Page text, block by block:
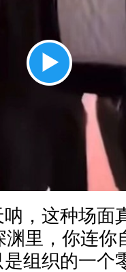
，这种场面
渊里，你连
组织的一个